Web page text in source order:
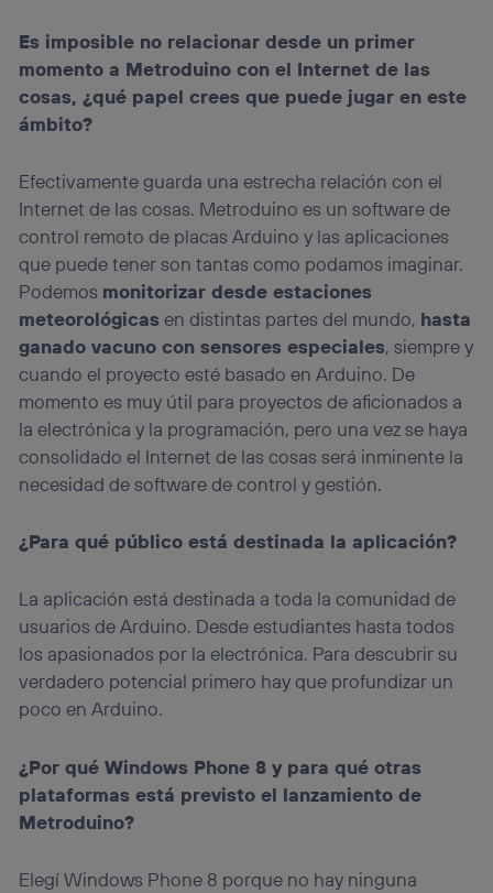
Es imposible no relacionar desde un primer
momento a Metroduino con el Internet de las
cosas, ¿qué papel crees que puede jugar en este
ámbito?
Efectivamente guarda una estrecha relación con el
Internet de las cosas. Metroduino es un software de
control remoto de placas Arduino y las aplicaciones
que puede tener son tantas como podamos imaginar.
Podemos monitorizar desde estaciones
meteorológicas en distintas partes del mundo, hasta
ganado vacuno con sensores especiales, siempre y
cuando el proyecto esté basado en Arduino. De
momento es muy útil para proyectos de aficionados a
la electrónica y la programación, pero una vez se haya
consolidado el Internet de las cosas será inminente la
necesidad de software de control y gestión.
¿Para qué público está destinada la aplicación?
La aplicación está destinada a toda la comunidad de
usuarios de Arduino. Desde estudiantes hasta todos
los apasionados por la electrónica. Para descubrir su
verdadero potencial primero hay que profundizar un
poco en Arduino.
¿Por qué Windows Phone 8 y para qué otras
plataformas está previsto el lanzamiento de
Metroduino?
Elegí Windows Phone 8 porque no hay ninguna